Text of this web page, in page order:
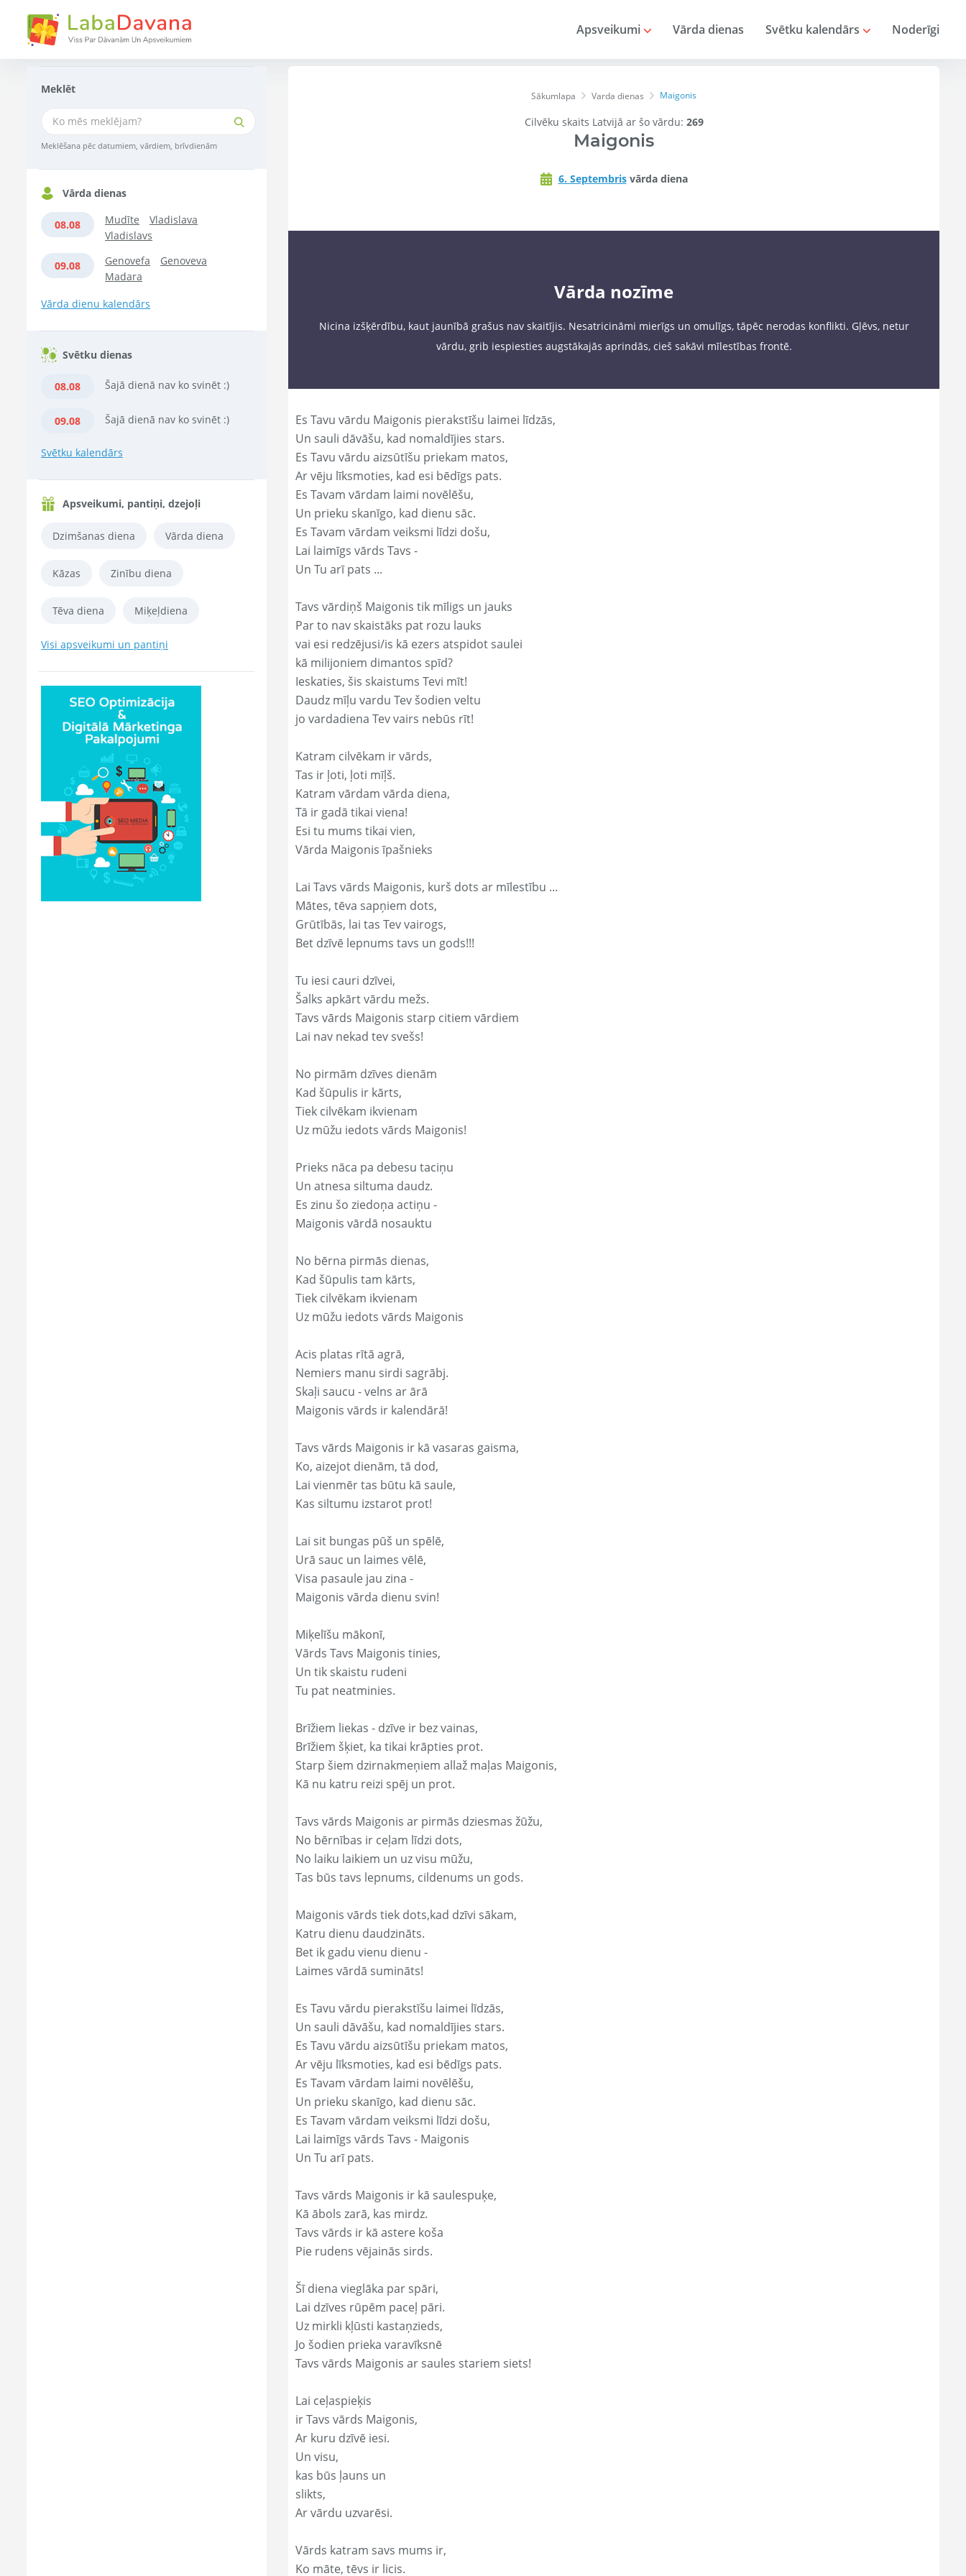
Apsveikumi Vārda dienas Svētku kalendārs Noderīgi
Meklēt
Meklēšana pēc datumiem, vārdiem, brīvdienām
Vārda dienas
08.08 Mudīte
Vladislava
Vladislavs
09.08 Genovefa
Genoveva
Madara
Vārda dienu kalendārs
Svētku dienas
08.08 Šajā dienā nav ko svinēt :)
09.08 Šajā dienā nav ko svinēt :)
Svētku kalendārs
Apsveikumi, pantiņi, dzejoļi
Dzimšanas diena Vārda diena
Kāzas Zinību diena
Tēva diena Miķeļdiena
Visi apsveikumi un pantiņi
Sākumlapa Varda dienas Maigonis
Cilvēku skaits Latvijā ar šo vārdu: 269
Maigonis
6. Septembrisvārda diena
Vārda nozīme
Nicina izšķērdību, kaut jaunībā grašus nav skaitījis. Nesatricināmi mierīgs un omulīgs, tāpēc nerodas konflikti. Gļēvs, netur
vārdu, grib iespiesties augstākajās aprindās, cieš sakāvi mīlestības frontē.
Es Tavu vārdu Maigonis pierakstīšu laimei līdzās,
Un sauli dāvāšu, kad nomaldījies stars.
Es Tavu vārdu aizsūtīšu priekam matos,
Ar vēju līksmoties, kad esi bēdīgs pats.
Es Tavam vārdam laimi novēlēšu,
Un prieku skanīgo, kad dienu sāc.
Es Tavam vārdam veiksmi līdzi došu,
Lai laimīgs vārds Tavs -
Un Tu arī pats ...
Tavs vārdiņš Maigonis tik mīligs un jauks
Par to nav skaistāks pat rozu lauks
vai esi redzējusi/is kā ezers atspidot saulei
kā milijoniem dimantos spīd?
Ieskaties, šis skaistums Tevi mīt!
Daudz mīļu vardu Tev šodien veltu
jo vardadiena Tev vairs nebūs rīt!
Katram cilvēkam ir vārds,
Tas ir ļoti, ļoti mīļš.
Katram vārdam vārda diena,
Tā ir gadā tikai viena!
Esi tu mums tikai vien,
Vārda Maigonis īpašnieks
Lai Tavs vārds Maigonis, kurš dots ar mīlestību ...
Mātes, tēva sapņiem dots,
Grūtībās, lai tas Tev vairogs,
Bet dzīvē lepnums tavs un gods!!!
Tu iesi cauri dzīvei,
Šalks apkārt vārdu mežs.
Tavs vārds Maigonis starp citiem vārdiem
Lai nav nekad tev svešs!
No pirmām dzīves dienām
Kad šūpulis ir kārts,
Tiek cilvēkam ikvienam
Uz mūžu iedots vārds Maigonis!
Prieks nāca pa debesu taciņu
Un atnesa siltuma daudz.
Es zinu šo ziedoņa actiņu -
Maigonis vārdā nosauktu
No bērna pirmās dienas,
Kad šūpulis tam kārts,
Tiek cilvēkam ikvienam
Uz mūžu iedots vārds Maigonis
Acis platas rītā agrā,
Nemiers manu sirdi sagrābj.
Skaļi saucu - velns ar ārā
Maigonis vārds ir kalendārā!
Tavs vārds Maigonis ir kā vasaras gaisma,
Ko, aizejot dienām, tā dod,
Lai vienmēr tas būtu kā saule,
Kas siltumu izstarot prot!
Lai sit bungas pūš un spēlē,
Urā sauc un laimes vēlē,
Visa pasaule jau zina -
Maigonis vārda dienu svin!
Miķelīšu mākonī,
Vārds Tavs Maigonis tinies,
Un tik skaistu rudeni
Tu pat neatminies.
Brīžiem liekas - dzīve ir bez vainas,
Brīžiem šķiet, ka tikai krāpties prot.
Starp šiem dzirnakmeņiem allaž maļas Maigonis,
Kā nu katru reizi spēj un prot.
Tavs vārds Maigonis ar pirmās dziesmas žūžu,
No bērnības ir ceļam līdzi dots,
No laiku laikiem un uz visu mūžu,
Tas būs tavs lepnums, cildenums un gods.
Maigonis vārds tiek dots,kad dzīvi sākam,
Katru dienu daudzināts.
Bet ik gadu vienu dienu -
Laimes vārdā sumināts!
Es Tavu vārdu pierakstīšu laimei līdzās,
Un sauli dāvāšu, kad nomaldījies stars.
Es Tavu vārdu aizsūtīšu priekam matos,
Ar vēju līksmoties, kad esi bēdīgs pats.
Es Tavam vārdam laimi novēlēšu,
Un prieku skanīgo, kad dienu sāc.
Es Tavam vārdam veiksmi līdzi došu,
Lai laimīgs vārds Tavs - Maigonis
Un Tu arī pats.
Tavs vārds Maigonis ir kā saulespuķe,
Kā ābols zarā, kas mirdz.
Tavs vārds ir kā astere koša
Pie rudens vējainās sirds.
Šī diena vieglāka par spāri,
Lai dzīves rūpēm paceļ pāri.
Uz mirkli kļūsti kastaņzieds,
Jo šodien prieka varavīksnē
Tavs vārds Maigonis ar saules stariem siets!
Lai ceļaspieķis
ir Tavs vārds Maigonis,
Ar kuru dzīvē iesi.
Un visu,
kas būs ļauns un
slikts,
Ar vārdu uzvarēsi.
Vārds katram savs mums ir,
Ko māte, tēvs ir licis.